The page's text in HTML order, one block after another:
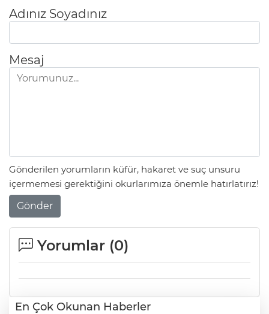
Adınız Soyadınız
Mesaj
Gönderilen yorumların küfür, hakaret ve suç unsuru
içermemesi gerektiğini okurlarımıza önemle hatırlatırız!
Gönder
Yorumlar (0)
En Çok Okunan Haberler